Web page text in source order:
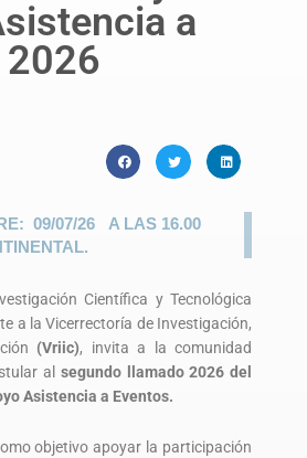
a
2026
09/07/26 A LAS 16.00
Científica y Tecnológica
a la Vicerrectoría de Investigación,
(Vriic), invita a la comunidad
al segundo llamado 2026 del
Asistencia a Eventos.
objetivo apoyar la participación